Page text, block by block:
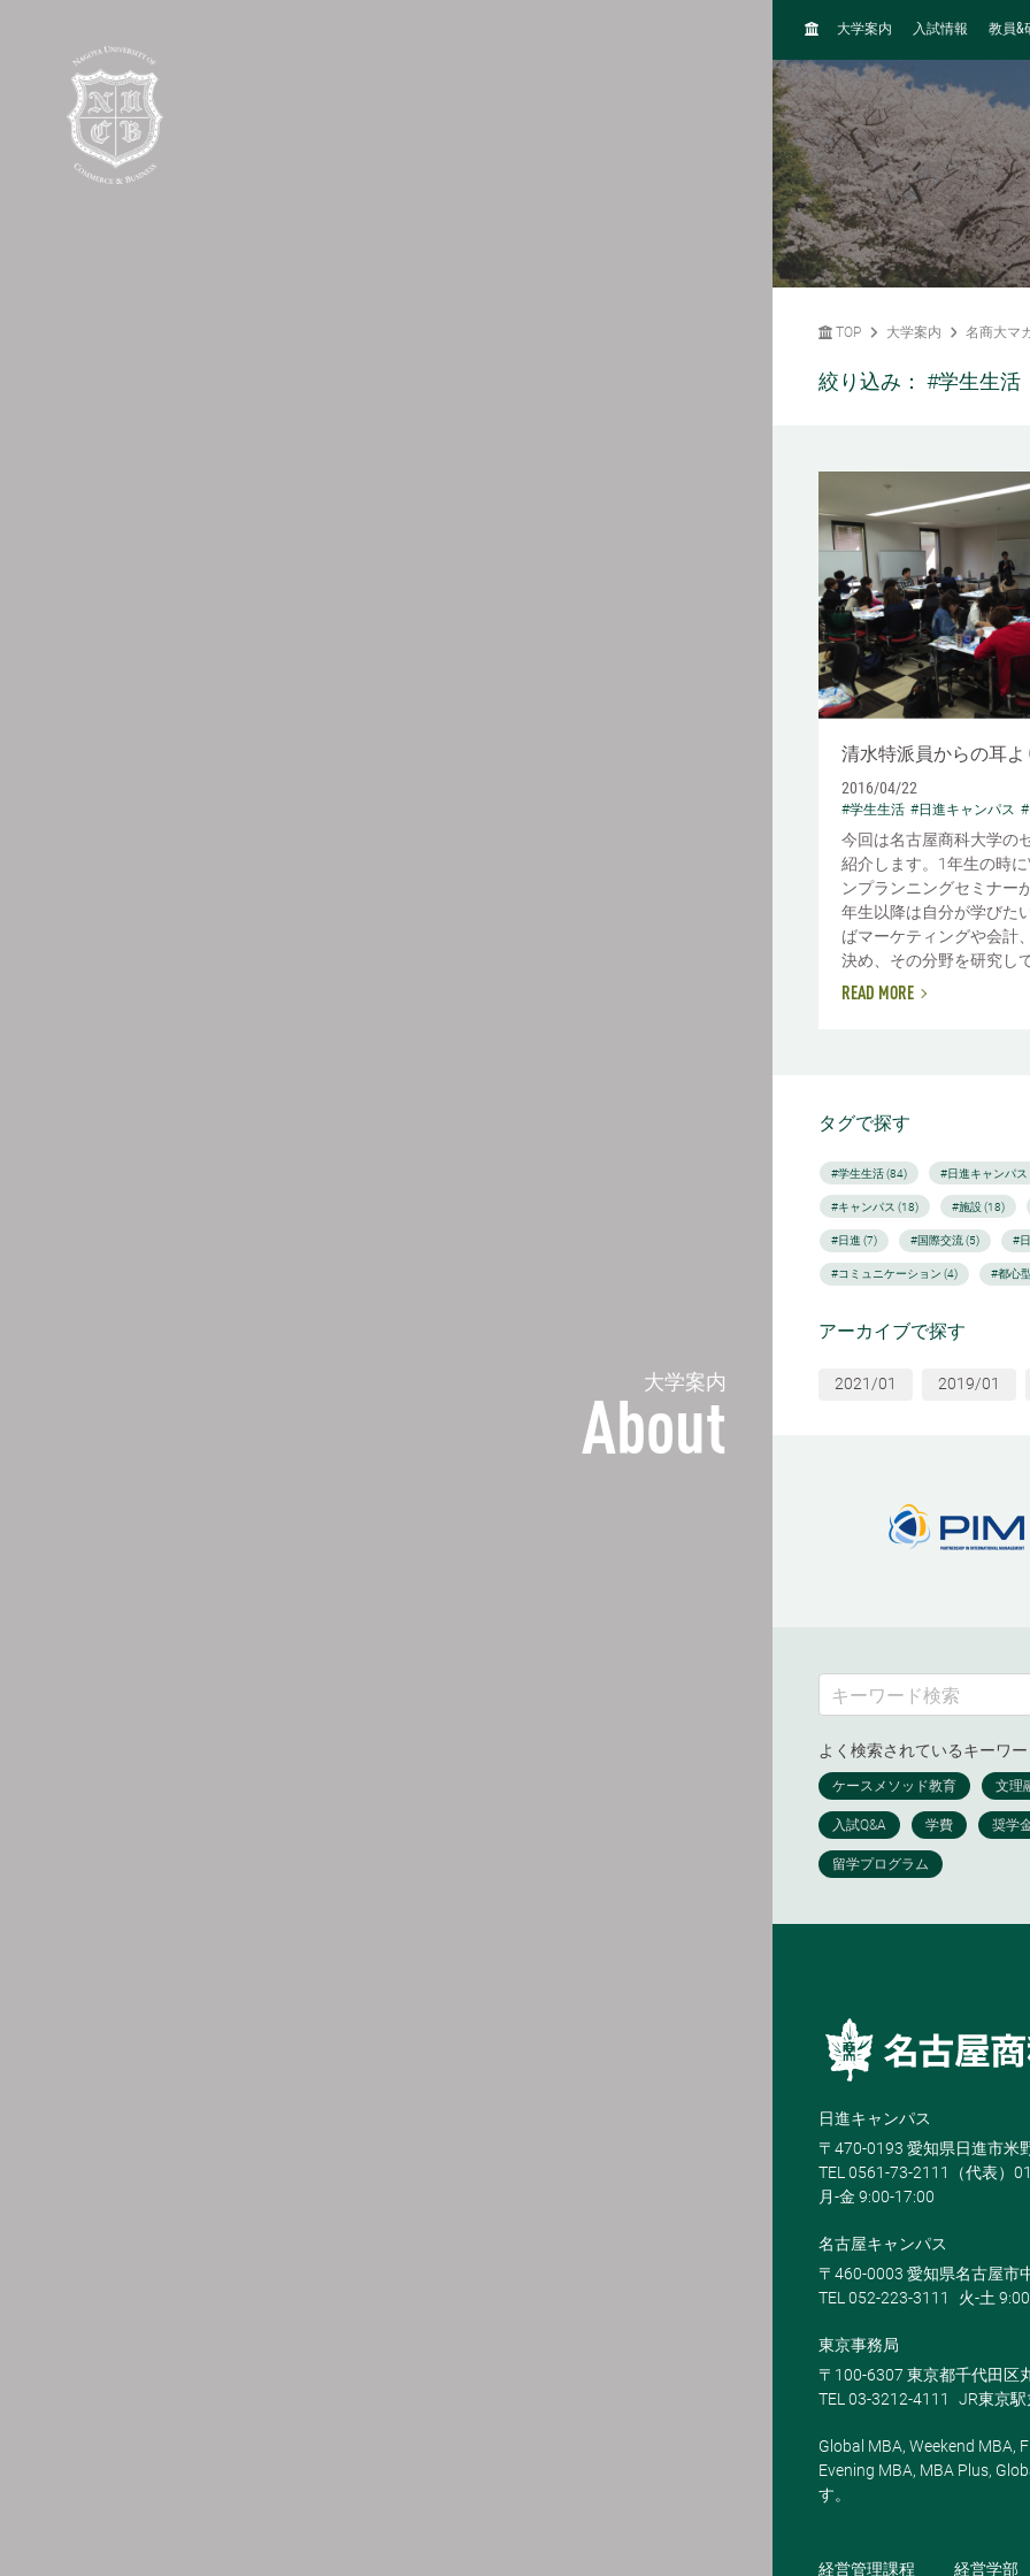
大学案内
About
H
M
E
大学案内 入試情報 教員&
TOP 大学案内 名商大マ
絞り込み： #学生生活
清水特派員からの耳よ
2016/04/22
#学生生活 #日進キャンパス
今回は名古屋商科大学の
紹介します。1年生の時
ンプランニングセミナー
年生以降は自分が学びた
ばマーケティングや会計
決め、その分野を研究し
READ MORE
タグで探す
#学生生活 (84) #日進キャンパス
#キャンパス (18) #施設 (18)
#日進 (7) #国際交流 (5) #
#コミュニケーション (4) #都心
アーカイブで探す
2021/01 2019/01
よく検索されているキーワ
日進キャンパス
〒470-0193 愛知県日進市米
TEL 0561-73-2111（代表）
月-金 9:00-17:00
名古屋キャンパス
〒460-0003 愛知県名古屋市
TEL 052-223-3111
火-土
東京事務局
〒100-6307 東京都千代田区
TEL 03-3212-4111
JR東京
Global MBA, Weekend MBA,
Evening MBA, MBA Plus,
す。
経営管理課程 経営学部